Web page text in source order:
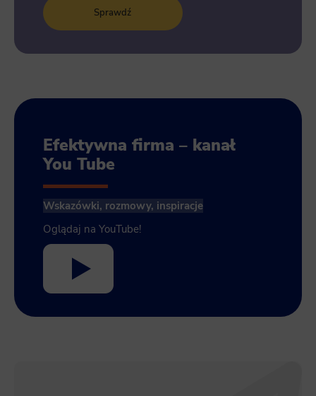
Sprawdź
Efektywna firma – kanał
You Tube
Wskazówki, rozmowy, inspiracje
Oglądaj na YouTube!